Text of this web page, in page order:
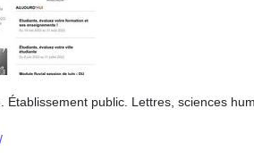
public. Lettres, sciences